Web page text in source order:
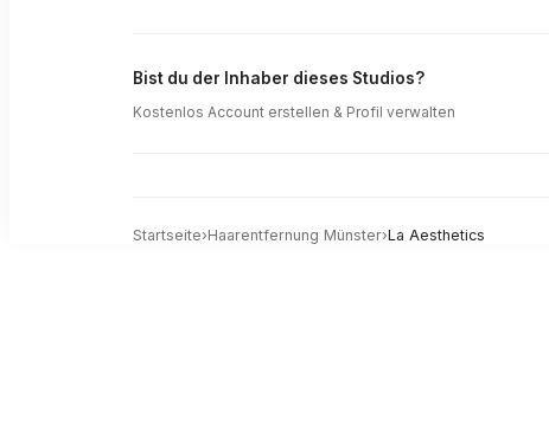
Bist du der Inhaber dieses Studios?
Kostenlos Account erstellen & Profil verwalten
Startseite›Haarentfernung Münster›La Aesthetics